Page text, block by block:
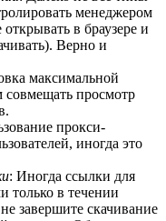
менеджером
в браузере и
Верно и
максимальной
совмещать просмотр
прокси-
иногда это
: Иногда ссылки для
только в течении
завершите скачивание